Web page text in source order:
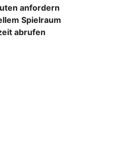
anfordern
Spielraum
abrufen